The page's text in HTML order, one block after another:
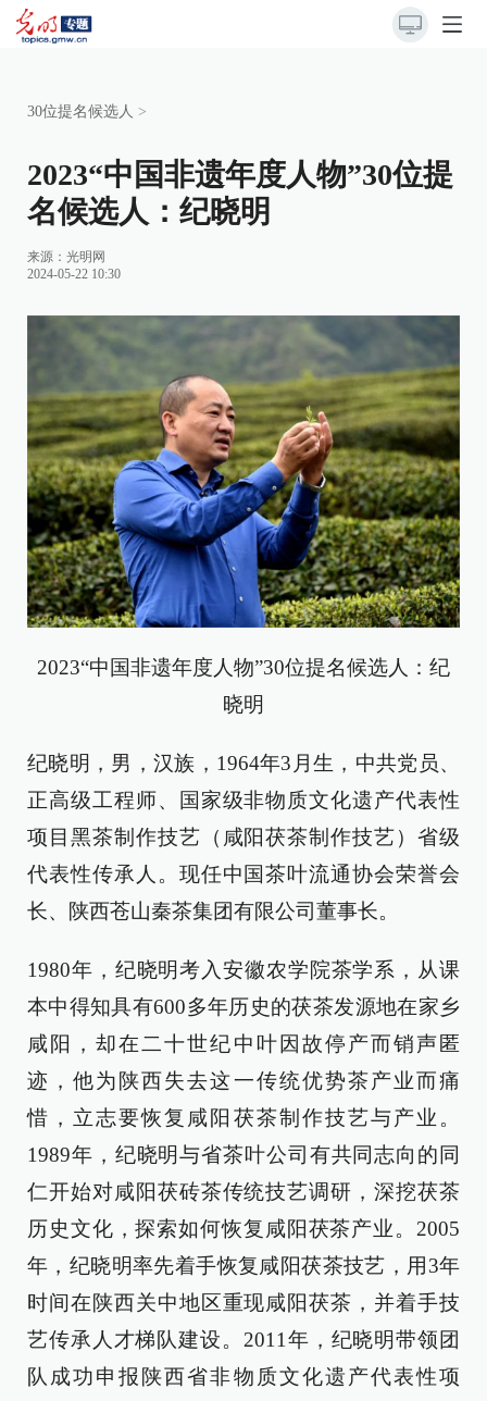
30位提名候选人 >
2023“中国非遗年度人物”30位提
名候选人：纪晓明
来源： 光明网
2024-05-22 10:30
2023“中国非遗年度人物”30位提名候选人：纪
晓明
纪晓明，男，汉族，1964年3月生，中共党员、
正高级工程师、国家级非物质文化遗产代表性
项目黑茶制作技艺（咸阳茯茶制作技艺）省级
代表性传承人。现任中国茶叶流通协会荣誉会
长、陕西苍山秦茶集团有限公司董事长。
1980年，纪晓明考入安徽农学院茶学系，从课
本中得知具有600多年历史的茯茶发源地在家乡
咸阳，却在二十世纪中叶因故停产而销声匿
迹，他为陕西失去这一传统优势茶产业而痛
惜，立志要恢复咸阳茯茶制作技艺与产业。
1989年，纪晓明与省茶叶公司有共同志向的同
仁开始对咸阳茯砖茶传统技艺调研，深挖茯茶
历史文化，探索如何恢复咸阳茯茶产业。2005
年，纪晓明率先着手恢复咸阳茯茶技艺，用3年
时间在陕西关中地区重现咸阳茯茶，并着手技
艺传承人才梯队建设。2011年，纪晓明带领团
队成功申报陕西省非物质文化遗产代表性项